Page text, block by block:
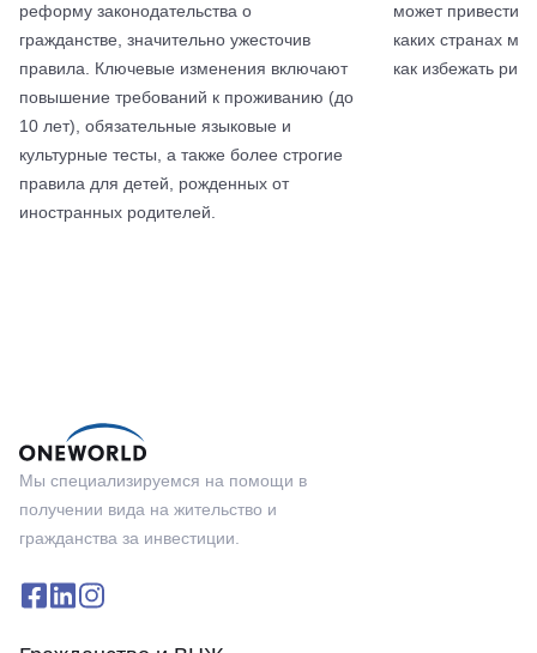
реформу законодательства о
гражданстве, значительно ужесточив
правила. Ключевые изменения включают
повышение требований к проживанию (до
10 лет), обязательные языковые и
культурные тесты, а также более строгие
правила для детей, рожденных от
иностранных родителей.
может привести
каких странах
как избежать
Мы специализируемся на помощи в
получении вида на жительство и
гражданства за инвестиции.